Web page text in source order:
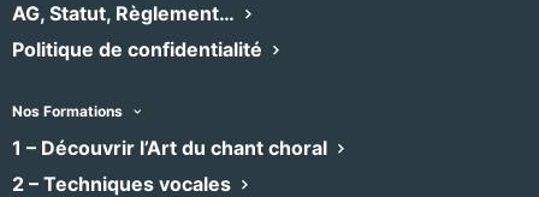
AG, Statut, Règlement…
Politique de confidentialité
Nos Formations
1 – Découvrir l’Art du chant choral
2 – Techniques vocales
Gilles
AdressePlace de la République
Saint-Gilles
Recevoir l’Itinéraire à suivre